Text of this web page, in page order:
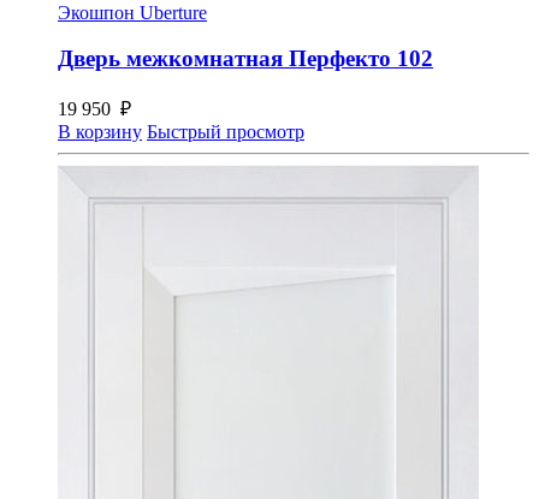
Экошпон Uberture
Дверь межкомнатная Перфекто 102
19 950 ₽
В корзину Быстрый просмотр